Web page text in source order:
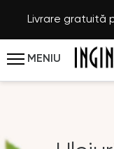
Livrare gratuită
MENIU